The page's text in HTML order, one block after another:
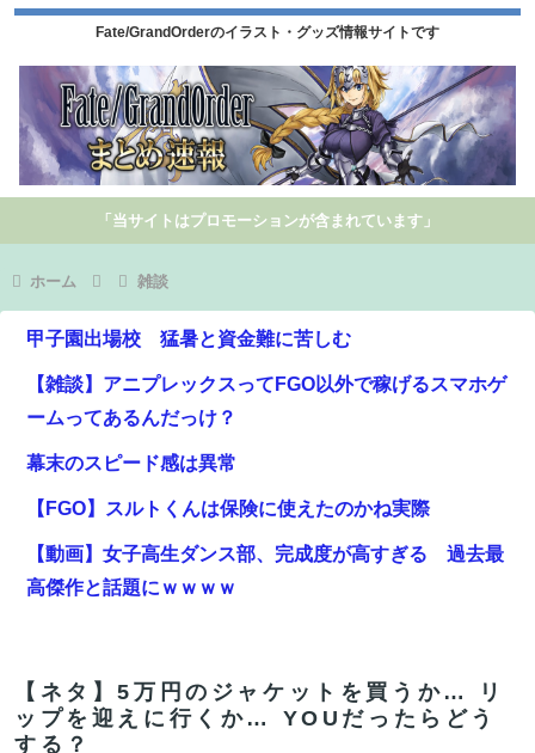
Fate/GrandOrderのイラスト・グッズ情報サイトです
「当サイトはプロモーションが含まれています」
ホーム 雑談
甲子園出場校 猛暑と資金難に苦しむ
【雑談】アニプレックスってFGO以外で稼げるスマホゲ
ームってあるんだっけ？
幕末のスピード感は異常
【FGO】スルトくんは保険に使えたのかね実際
【動画】女子高生ダンス部、完成度が高すぎる 過去最
高傑作と話題にｗｗｗｗ
海外「全部日本の真似だったのか…」 日本の普通のテレ
ビ番組が最新SNSの数十年先を行っていたと話題に
【ネタ】5万円のジャケットを買うか… リ
ップを迎えに行くか… YOUだったらどう
する？